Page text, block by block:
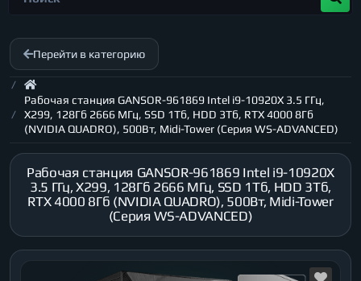
Перейти в категорию
Рабочая станция GANSOR-961869 Intel i9-10920X 3.5 ГГц,
X299, 128Гб 2666 МГц, SSD 1Тб, HDD 3Тб, RTX 4000 8Гб
(NVIDIA QUADRO), 500Вт, Midi-Tower (Серия WS-ADVANCED)
Рабочая станция GANSOR-961869 Intel i9-10920X
3.5 ГГц, X299, 128Гб 2666 МГц, SSD 1Тб, HDD 3Тб,
RTX 4000 8Гб (NVIDIA QUADRO), 500Вт, Midi-Tower
(Серия WS-ADVANCED)